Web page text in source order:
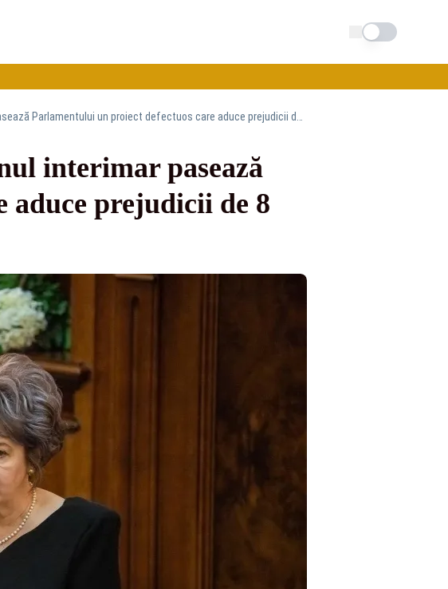
Schimba tema
interimar pasează
aduce prejudicii de 8